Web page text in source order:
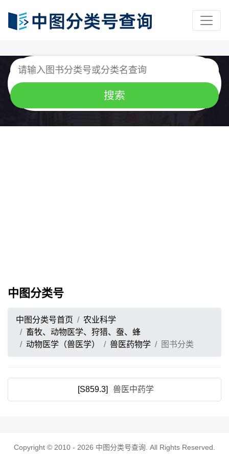
中图分类号
中图分类号首页
农业科学
畜牧、动物医学、狩猎、蚕、蜂
动物医学（兽医学）
兽医药物学 图书分类
[S859.3] 兽医中药学
Copyright © 2010 - 2026 中图分类号查询 . All Rights Reserved.